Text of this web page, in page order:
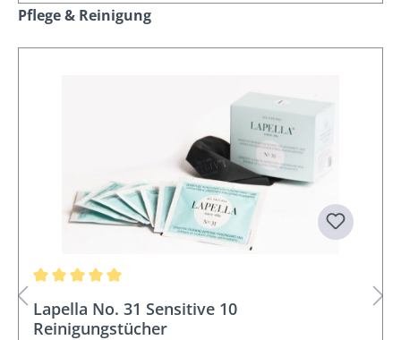
Produktgalerie überspringen
Pflege & Reinigung
Lapella No. 31 Sensitive 10
Reinigungstücher